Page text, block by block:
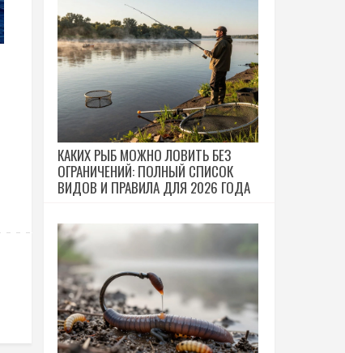
КАКИХ РЫБ МОЖНО ЛОВИТЬ БЕЗ
ОГРАНИЧЕНИЙ: ПОЛНЫЙ СПИСОК
ВИДОВ И ПРАВИЛА ДЛЯ 2026 ГОДА